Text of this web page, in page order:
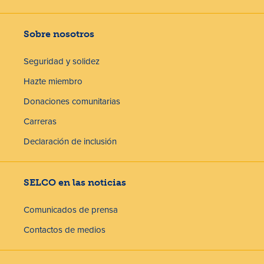
Sobre nosotros
Seguridad y solidez
Hazte miembro
Donaciones comunitarias
Carreras
Declaración de inclusión
SELCO en las noticias
Comunicados de prensa
Contactos de medios